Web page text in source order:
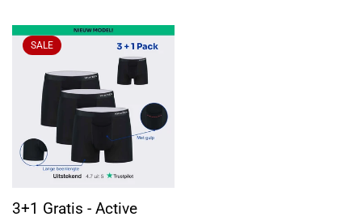
SALE
3+1 Gratis - Active